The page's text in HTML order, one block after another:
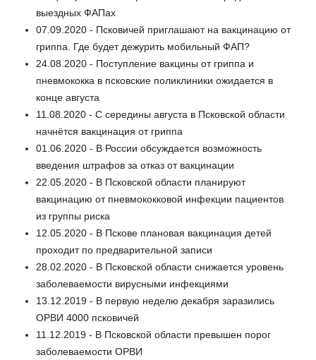
выездных ФАПах
07.09.2020 - Псковичей приглашают на вакцинацию от
гриппа. Где будет дежурить мобильный ФАП?
24.08.2020 - Поступление вакцины от гриппа и
пневмококка в псковские поликлиники ожидается в
конце августа
11.08.2020 - С середины августа в Псковской области
начнётся вакцинация от гриппа
01.06.2020 - В России обсуждается возможность
введения штрафов за отказ от вакцинации
22.05.2020 - В Псковской области планируют
вакцинацию от пневмококковой инфекции пациентов
из группы риска
12.05.2020 - В Пскове плановая вакцинация детей
проходит по предварительной записи
28.02.2020 - В Псковской области снижается уровень
заболеваемости вирусными инфекциями
13.12.2019 - В первую неделю декабря заразились
ОРВИ 4000 псковичей
11.12.2019 - В Псковской области превышен порог
заболеваемости ОРВИ